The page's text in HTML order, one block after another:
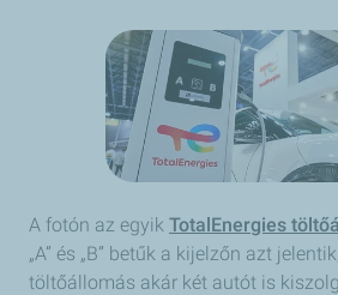
A fotón az egyik TotalEnergies
„A” és „B” betűk a kijelzőn azt
töltőállomás akár két autót is